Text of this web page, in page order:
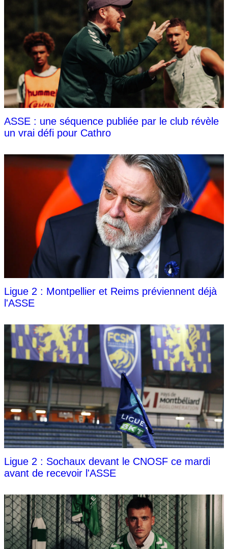
ASSE : une séquence publiée par le club révèle
un vrai défi pour Cathro
Ligue 2 : Montpellier et Reims préviennent déjà
l'ASSE
Ligue 2 : Sochaux devant le CNOSF ce mardi
avant de recevoir l'ASSE